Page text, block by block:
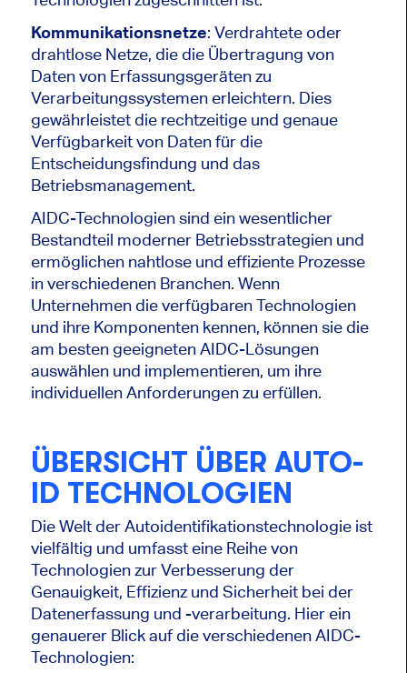
Kommunikationsnetze: Verdrahtete oder
drahtlose Netze, die die Übertragung von
Daten von Erfassungsgeräten zu
Verarbeitungssystemen erleichtern. Dies
gewährleistet die rechtzeitige und genaue
Verfügbarkeit von Daten für die
Entscheidungsfindung und das
Betriebsmanagement.
AIDC-Technologien sind ein wesentlicher
Bestandteil moderner Betriebsstrategien und
ermöglichen nahtlose und effiziente Prozesse
in verschiedenen Branchen. Wenn
Unternehmen die verfügbaren Technologien
und ihre Komponenten kennen, können sie die
am besten geeigneten AIDC-Lösungen
auswählen und implementieren, um ihre
individuellen Anforderungen zu erfüllen.
ÜBERSICHT ÜBER AUTO-
ID TECHNOLOGIEN
Die Welt der Autoidentifikationstechnologie ist
vielfältig und umfasst eine Reihe von
Technologien zur Verbesserung der
Genauigkeit, Effizienz und Sicherheit bei der
Datenerfassung und -verarbeitung. Hier ein
genauerer Blick auf die verschiedenen AIDC-
Technologien: